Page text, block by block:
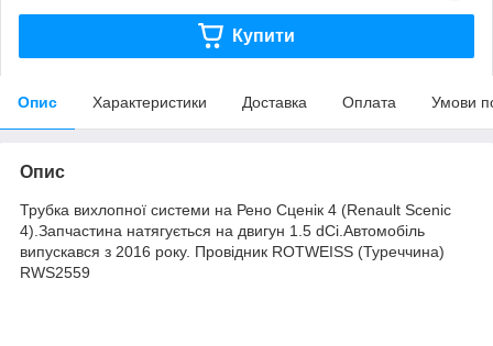
Купити
Опис Характеристики Доставка Оплата Умови
Опис
Трубка вихлопної системи на Рено Сценік 4 (Renault Scenic
4).Запчастина натягується на двигун 1.5 dCi.Автомобіль
випускався з 2016 року. Провідник ROTWEISS (Туреччина)
RWS2559